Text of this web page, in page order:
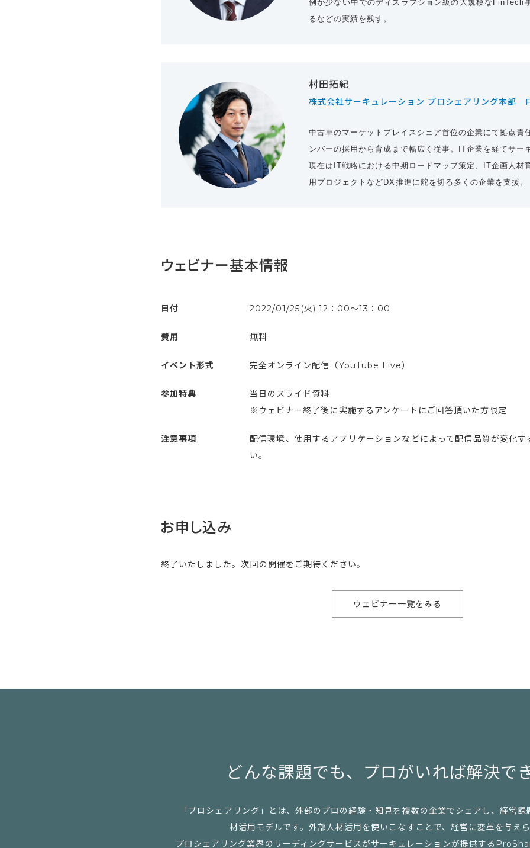
例が少ない中でのディスラプション級の大規模なFinTech
るなどの実績を残す。
村田拓紀
株式会社サーキュレーション プロシェアリング本部
中古車のマーケットプレイスシェア首位の企業にて拠点責
ンバーの採用から育成まで幅広く従事。IT企業を経てサー
現在はIT戦略における中期ロードマップ策定、IT企画人材
用プロジェクトなどDX推進に舵を切る多くの企業を支援。
ウェビナー基本情報
日付 2022/01/25(火) 12：00〜13：00
費用 無料
イベント形式 完全オンライン配信（YouTube Live）
参加特典
当日のスライド資料
※ウェビナー終了後に実施するアンケートにご回答頂いた方限定
注意事項
配信環境、使用するアプリケーションなどによって配信品質が変化
い。
お申し込み
終了いたしました。次回の開催をご期待ください。
ウェビナー一覧をみる
どんな課題でも、 プロがいれば解決で
「プロシェアリング」とは、外部のプロの経験・知見を複数の企業でシェアし、経営
材活用モデルです。外部人材活用を使いこなすことで、経営に変革を与えら
プロシェアリング業界のリーディングサービスがサーキュレーションが提供する